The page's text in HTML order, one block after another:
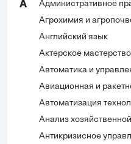
А
Административное
Агрохимия и
Английский язык
Актерское мастерство
Автоматика и
Авиационная и
Автоматизация
Анализ
Антикризисное